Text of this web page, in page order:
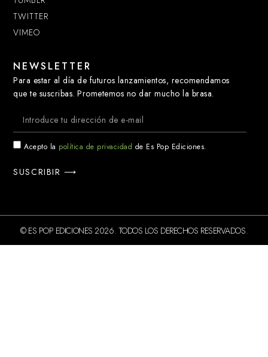
TWITTER
VIMEO
NEWSLETTER
Para estar al día de futuros lanzamientos, recomendamos
que te suscribas. Prometemos no dar mucho la brasa.
Acepto la política de privacidad de Es Pop Ediciones.
SUSCRIBIR ⟶
© ES POP EDICIONES 2026. TODOS LOS DERECHOS RESERVADOS.